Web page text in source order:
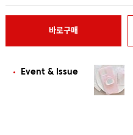
바로구매
Event & Issue